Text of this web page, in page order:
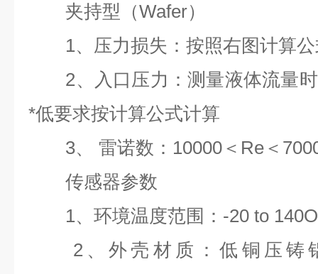
夹持型（Wafer）
1、压力损失：按照右图计算公
2、入口压力：测量液体流量时
*低要求按计算公式计算
3、 雷诺数：10000＜Re＜
传感器参数
1、环境温度范围：-20 to
2、外壳材质：低铜压铸铝